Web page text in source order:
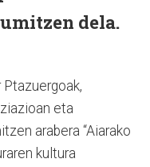
dela.
Ptazuergoak,
eta
arabera “Aiarako
kultura